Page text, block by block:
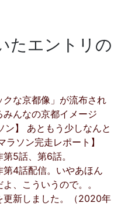
たエントリの
な京都像」が流布され
んなの京都イメージ
ン】 あともう少しなんと
ソン完走レポート】
5話、第6話。
第4話配信。いやあほん
、こういうので。。
更新しました。（2020年